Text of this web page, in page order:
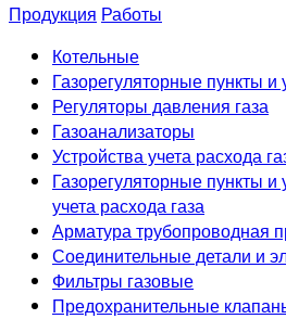
Продукция Работы
Котельные
Газорегуляторные пункты и
Регуляторы давления газа
Газоанализаторы
Устройства учета расхода
Газорегуляторные пункты и
учета расхода газа
Арматура трубопроводная
Соединительные детали и
Фильтры газовые
Предохранительные